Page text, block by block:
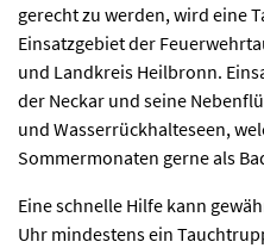
gerecht zu werden, wird eine
Einsatzgebiet der
und Landkreis Heilbronn.
der Neckar und seine
und Wasserrückhalteseen,
Sommermonaten gerne als
Eine schnelle Hilfe kann
Uhr mindestens ein